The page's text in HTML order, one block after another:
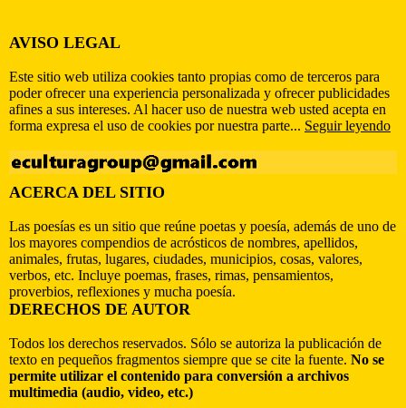
AVISO LEGAL
Este sitio web utiliza cookies tanto propias como de terceros para
poder ofrecer una experiencia personalizada y ofrecer publicidades
afines a sus intereses. Al hacer uso de nuestra web usted acepta en
forma expresa el uso de cookies por nuestra parte... Seguir leyendo
ACERCA DEL SITIO
Las poesías es un sitio que reúne poetas y poesía, además de uno de
los mayores compendios de acrósticos de nombres, apellidos,
animales, frutas, lugares, ciudades, municipios, cosas, valores,
verbos, etc. Incluye poemas, frases, rimas, pensamientos,
proverbios, reflexiones y mucha poesía.
DERECHOS DE AUTOR
Todos los derechos reservados. Sólo se autoriza la publicación de
texto en pequeños fragmentos siempre que se cite la fuente. No se
permite utilizar el contenido para conversión a archivos
multimedia (audio, video, etc.)